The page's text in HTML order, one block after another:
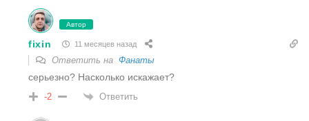
Автор
fixin 11 месяцев назад
Ответить на Фанаты
серьезно? Насколько искажает?
-2 Ответить